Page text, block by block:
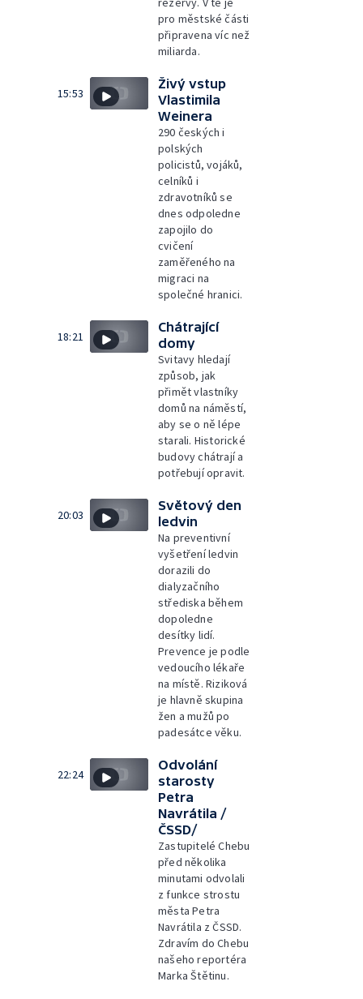
pro městské části
připravena víc než
miliarda.
15:53
Živý vstup
Vlastimila
Weinera
290 českých i
polských
policistů, vojáků,
celníků i
zdravotníků se
dnes odpoledne
zapojilo do
cvičení
zaměřeného na
migraci na
společné hranici.
18:21
Chátrající
domy
Svitavy hledají
způsob, jak
přimět vlastníky
domů na náměstí,
aby se o ně lépe
starali. Historické
budovy chátrají a
potřebují opravit.
20:03
Světový den
ledvin
Na preventivní
vyšetření ledvin
dorazili do
dialyzačního
střediska během
dopoledne
desítky lidí.
Prevence je podle
vedoucího lékaře
na místě. Riziková
je hlavně skupina
žen a mužů po
padesátce věku.
22:24
Odvolání
starosty
Petra
Navrátila /
ČSSD/
Zastupitelé Chebu
před několika
minutami odvolali
z funkce strostu
města Petra
Navrátila z ČSSD.
Zdravím do Chebu
našeho reportéra
Marka Štětinu.